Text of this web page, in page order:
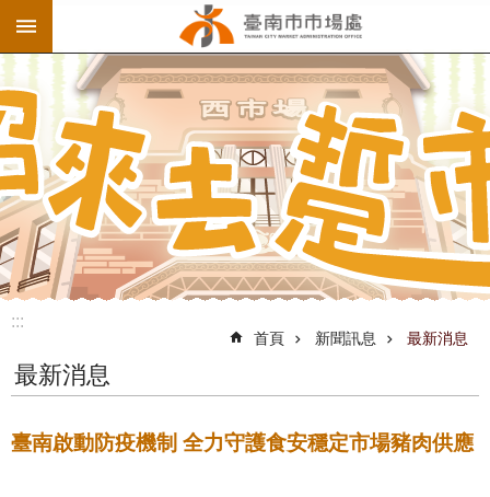
跳到主要內容區塊
:::
首頁 新聞訊息 最新消息
最新消息
臺南啟動防疫機制 全力守護食安穩定市場豬肉供應